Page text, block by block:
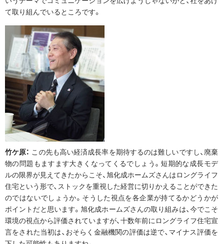
て取り組んでいるところです。
竹ケ原： この先も高い経済成長率を期待するのは難しいですし、廃棄
物の問題もますます大きくなってくるでしょう。短期的な成長モデ
ルの限界が見えてきたからこそ、旭化成ホームズさんはロングライフ
住宅という形で、ストックを重視した経営に切りかえることができた
のではないでしょうか。そうした視点を各企業が持てるかどうかが
ポイントだと思います。旭化成ホームズさんの取り組みは、今でこそ
環境の視点から評価されていますが、十数年前にロングライフ住宅宣
言をされた当初は、おそらく金融機関の評価は逆で、マイナス評価を